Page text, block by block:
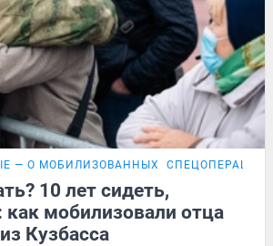
— О МОБИЛИЗОВАННЫХ СПЕЦОПЕРАЦИЯ
10 лет сидеть,
как мобилизовали отца
Кузбасса